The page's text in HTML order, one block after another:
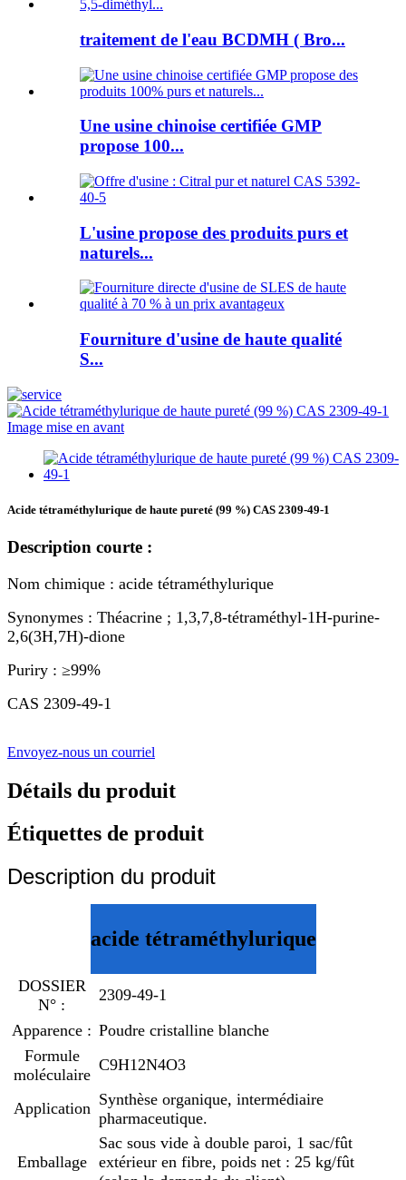
traitement de l'eau BCDMH ( Bro...
Une usine chinoise certifiée GMP
propose 100...
L'usine propose des produits purs et
naturels...
Fourniture d'usine de haute qualité
S...
Acide tétraméthylurique de haute pureté (99 %) CAS 2309-49-1
Description courte :
Nom chimique : acide tétraméthylurique
Synonymes : Théacrine ; 1,3,7,8-tétraméthyl-1H-purine-
2,6(3H,7H)-dione
Puriry : ≥99%
CAS 2309-49-1
Envoyez-nous un courriel
Détails du produit
Étiquettes de produit
Description du produit
acide tétraméthylurique
DOSSIER
N° :
2309-49-1
Apparence : Poudre cristalline blanche
Formule
moléculaire
C9H12N4O3
Application Synthèse organique, intermédiaire
pharmaceutique.
Emballage
Sac sous vide à double paroi, 1 sac/fût
extérieur en fibre, poids net : 25 kg/fût